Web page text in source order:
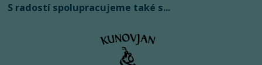
S radostí spolupracujeme také s...